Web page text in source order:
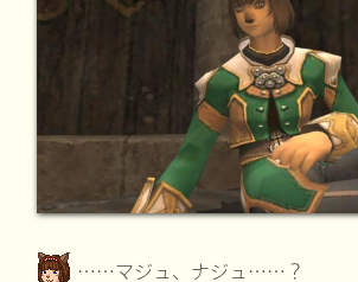
……マジュ、ナジュ……？